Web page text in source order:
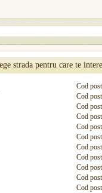
strada pentru care te
Cod
Cod
Cod
Cod
Cod
Cod
Cod
Cod
Cod
Cod
Cod